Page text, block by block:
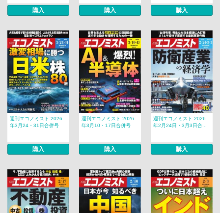
購入 購入 購入
週刊エコノミスト 2026
年3月24・31日合併号
購入
週刊エコノミスト 2026
年3月10・17日合併号
購入
週刊エコノミスト 2026
年2月24日・3月3日合...
購入